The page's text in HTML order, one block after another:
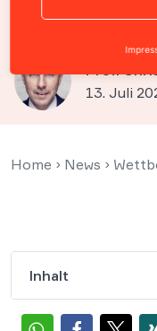
und DSA zu
Prof.
13. Juli
Home › News ›
Inhalt